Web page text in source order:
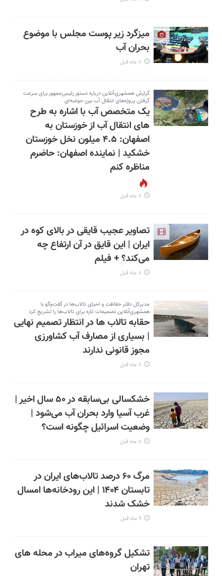
میزگرد زیر پوست مجلس با موضوع
بحران آب
۸ ماه قبل
گزارش همشهری‌آنلاین درباره دستور رئیس‌جمهور برای سرعت
گرفتن پروژه‌های انتقال آب بین حوضه‌ای
یک متخصص آب با اشاره به طرح
های انتقال آب از خوزستان به
اصفهان: ۴.۵ میلون نخل خوزستان
خشکید | نماینده اصفهان: حاضرم
مناظره کنم
۸ ماه قبل
تصاویر عجیب قایقی در بالای کوه در
ایران | این قایق در آن ارتفاع چه
می‌کند؟ + فیلم
۸ ماه قبل
مدیرکل دفتر حفاظت و احیای تالاب‌ها در گفت‌وگو با
همشهری‌آنلاین تصمیمات تازه برای تالاب‌ها را تشریح کرد
حقابه تالاب‌ ها در انتظار تصمیم نهایی
| بسیاری از مصارف آب کشاورزی
مجوز قانونی ندارند
۸ ماه قبل
خشکسالی بی‌سابقه در ۵۰ سال اخیر |
غرب آسیا وارد بحران آب می‌شود |
وضعیت اسرائیل چگونه است؟
۸ ماه قبل
مرگ ۶۰ درصد تالاب‌های ایران در
تابستان ۱۴۰۴ | این رودخانه‌ها امسال
خشک شدند
۹ ماه قبل
تشکیل گروه‌های میراب در محله های
تهران